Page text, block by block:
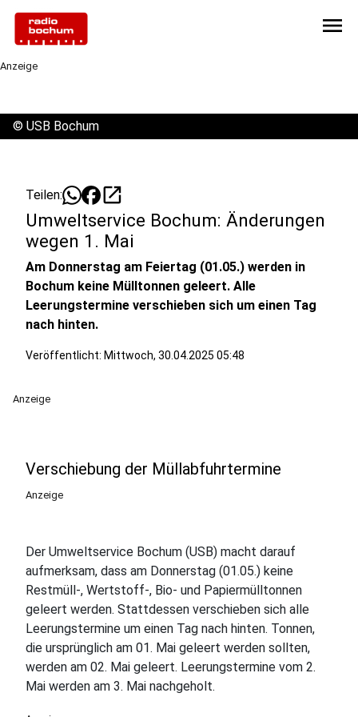
menu
Anzeige
© USB Bochum
Teilen: open_in_new
Umweltservice Bochum: Änderungen
wegen 1. Mai
Am Donnerstag am Feiertag (01.05.) werden in
Bochum keine Mülltonnen geleert. Alle
Leerungstermine verschieben sich um einen Tag
nach hinten.
Veröffentlicht: Mittwoch, 30.04.2025 05:48
Anzeige
Verschiebung der Müllabfuhrtermine
Anzeige
Der Umweltservice Bochum (USB) macht darauf
aufmerksam, dass am Donnerstag (01.05.) keine
Restmüll-, Wertstoff-, Bio- und Papiermülltonnen
geleert werden. Stattdessen verschieben sich alle
Leerungstermine um einen Tag nach hinten. Tonnen,
die ursprünglich am 01. Mai geleert werden sollten,
werden am 02. Mai geleert. Leerungstermine vom 2.
Mai werden am 3. Mai nachgeholt.